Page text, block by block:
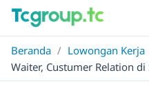
Beranda / Lowongan Kerja
Waiter, Custumer Relation